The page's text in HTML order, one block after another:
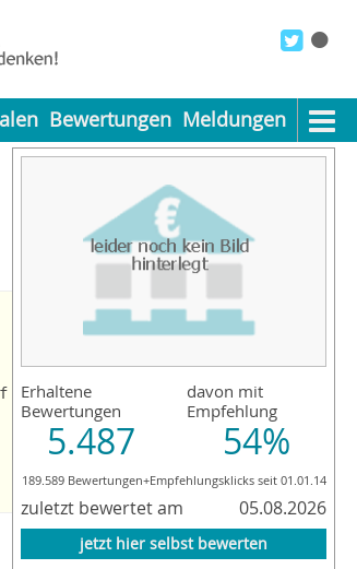
Bewertungen Meldungen
Erhaltene
Bewertungen
5.487
davon mit
Empfehlung
54%
189.589 Bewertungen+Empfehlungsklicks seit 01.01.14
zuletzt bewertet am 05.08.2026
jetzt hier selbst bewerten